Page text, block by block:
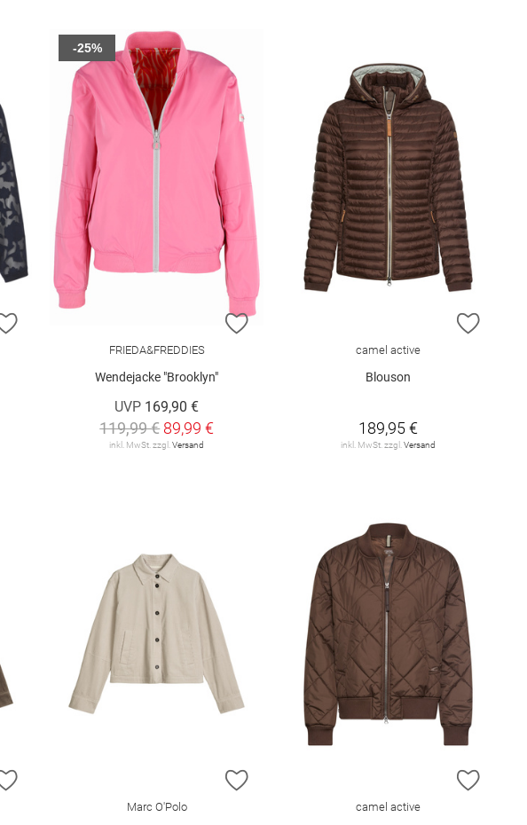
ZUR WUNSCHLISTE HINZUFÜGEN ZUR WUNSCHLISTE HINZUFÜGEN
FRIEDA&FREDDIES
Wendejacke "Brooklyn"
UVP 169,90 €
119,99 € 89,99 €
inkl. MwSt. zzgl.Versand
-25%
ZUR
camel active
Blouson
189,95 €
inkl. MwSt. zzgl.Versand
ZUR WUNSCHLISTE HINZUFÜGEN
Marc O'Polo
ZUR
camel active